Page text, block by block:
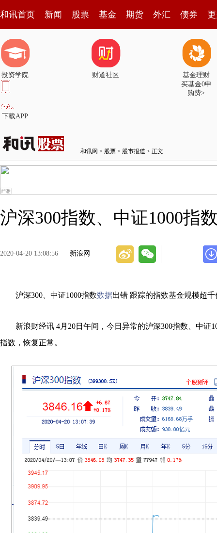
和讯首页 新闻 股票 基金 期货 外汇 债券
投资学院 财道社区
基金理财
买基金0申
购费>
下载APP
和讯网 > 股票 > 股市报道 > 正文
沪深300指数、中证1000指
2020-04-20 13:08:56 新浪网
沪深300、中证1000指数数据出错 跟踪的指数基金规模超千
新浪财经讯 4月20日午间，今日异常的沪深300指数、中证
指数，恢复正常。